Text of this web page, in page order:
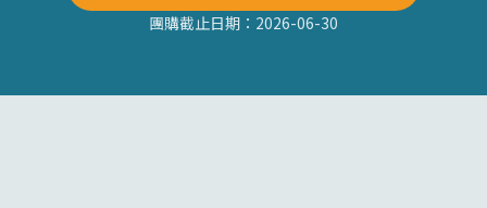
團購截止日期： 2026-06-30